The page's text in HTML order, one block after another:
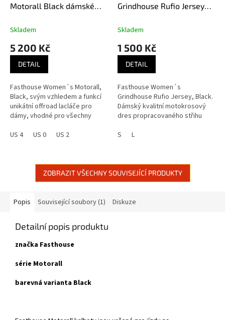
Motorall Black dámské
Skladem
5 200 Kč
DETAIL
Fasthouse Women´s Motorall,
Black, svým vzhledem a funkcí
unikátní offroad lacláče pro
dámy, vhodné pro všechny
motokros, enduro, quad, buggy.
US 4 US 0 US 2
Grindhouse Rufio Jersey
Skladem
1 500 Kč
DETAIL
Fasthouse Women´s
Grindhouse Rufio Jersey, Black.
Dámský kvalitní motokrosový
dres propracovaného střihu
křivkám.
S L
ZOBRAZIT VŠECHNY SOUVISEJÍCÍ PRODUKTY
Popis Související soubory (1) Diskuze
Detailní popis produktu
značka Fasthouse
série Motorall
barevná varianta Black